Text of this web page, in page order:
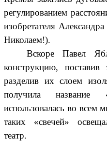
регулированием
изобретателя
Николаем!).
Вскоре Павел
конструкцию, поставив
разделив их слоем
получила название
использовалась во
таких «свечей»
театр.